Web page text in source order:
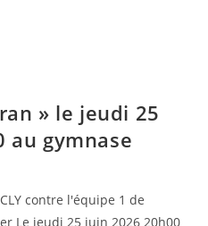
» le jeudi 25
au gymnase
contre l'équipe 1 de
Le jeudi 25 juin 2026 20h00